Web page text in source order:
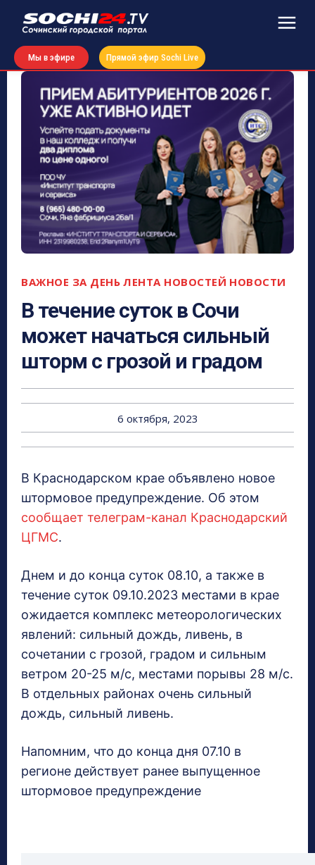
Мы в эфире Прямой эфир Sochi Live
ВАЖНОЕ ЗА ДЕНЬ ЛЕНТА НОВОСТЕЙ НОВОСТИ
В течение суток в Сочи
может начаться сильный
шторм с грозой и градом
6 октября, 2023
В Краснодарском крае объявлено новое
штормовое предупреждение. Об этом
сообщает телеграм-канал Краснодарский
ЦГМС.
Днем и до конца суток 08.10, а также в
течение суток 09.10.2023 местами в крае
ожидается комплекс метеорологических
явлений: сильный дождь, ливень, в
сочетании с грозой, градом и сильным
ветром 20-25 м/с, местами порывы 28 м/с.
В отдельных районах очень сильный
дождь, сильный ливень.
Напомним, что до конца дня 07.10 в
регионе действует ранее выпущенное
штормовое предупреждение